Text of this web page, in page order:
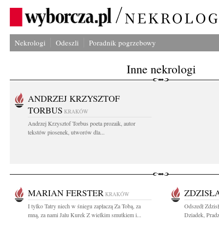
Nekrologi Odeszli Poradnik pogrzebowy
Inne nekrologi
ANDRZEJ KRZYSZTOF
TORBUS KRAKÓW
Andrzej Krzysztof Torbus poeta prozaik, autor
tekstów piosenek, utworów dla...
MARIAN FERSTER KRAKÓW
I tylko Tatry niech w śniegu zapłaczą Za Tobą, za
mną, za nami Jalu Kurek Z wielkim smutkiem i...
Odszedł
Dziadek,